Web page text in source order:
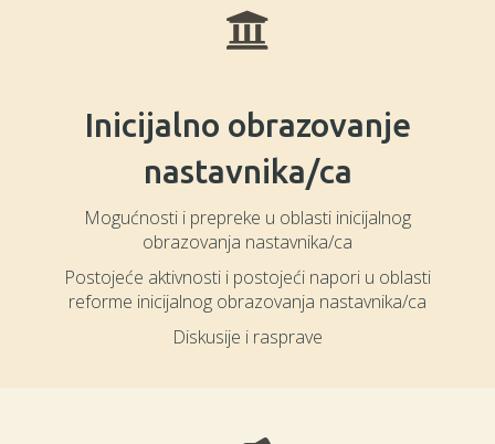
Inicijalno obrazovanje
nastavnika/ca
Mogućnosti i prepreke u oblasti inicijalnog
obrazovanja nastavnika/ca
Postojeće aktivnosti i postojeći napori u oblasti
reforme inicijalnog obrazovanja nastavnika/ca
Diskusije i rasprave